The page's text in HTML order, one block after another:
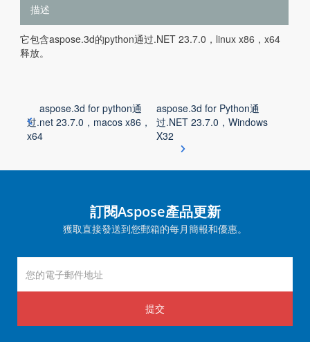
描述
它包含aspose.3d的python通过.NET 23.7.0，linux x86，x64
释放。
aspose.3d for python通
过.net 23.7.0，macos x86，
x64
aspose.3d for Python通
过.NET 23.7.0，Windows
X32
訂閱Aspose產品更新
獲取直接發送到您郵箱的每月簡報和優惠。
提交